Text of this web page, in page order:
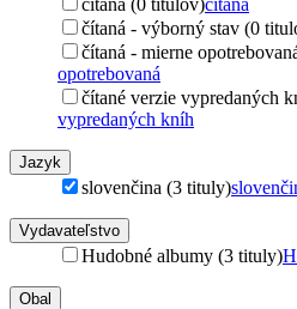
čítaná - výborný stav (0
čítaná - mierne
opotrebovaná
čítané verzie vypredaných
vypredaných kníh
Jazyk
slovenčina (3 tituly)
Vydavateľstvo
Hudobné albumy (3 tituly)
Obal